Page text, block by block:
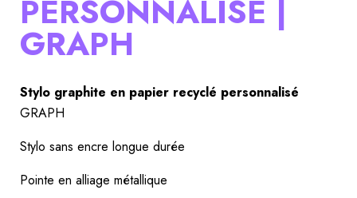
PERSONNALISÉ |
GRAPH
Stylo graphite en papier recyclé personnalisé
GRAPH
Stylo sans encre longue durée
Pointe en alliage métallique